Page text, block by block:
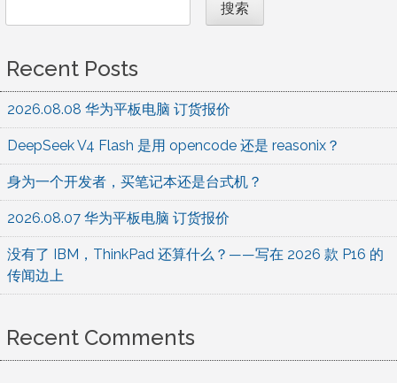
搜索
Recent Posts
2026.08.08 华为平板电脑 订货报价
DeepSeek V4 Flash 是用 opencode 还是 reasonix？
身为一个开发者，买笔记本还是台式机？
2026.08.07 华为平板电脑 订货报价
没有了 IBM，ThinkPad 还算什么？——写在 2026 款 P16 的
传闻边上
Recent Comments